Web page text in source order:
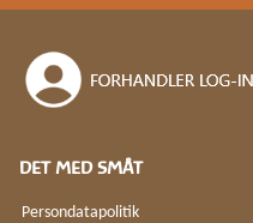
DET MED SMÅT
Persondatapolitik